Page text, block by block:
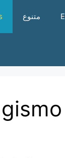
متنوع